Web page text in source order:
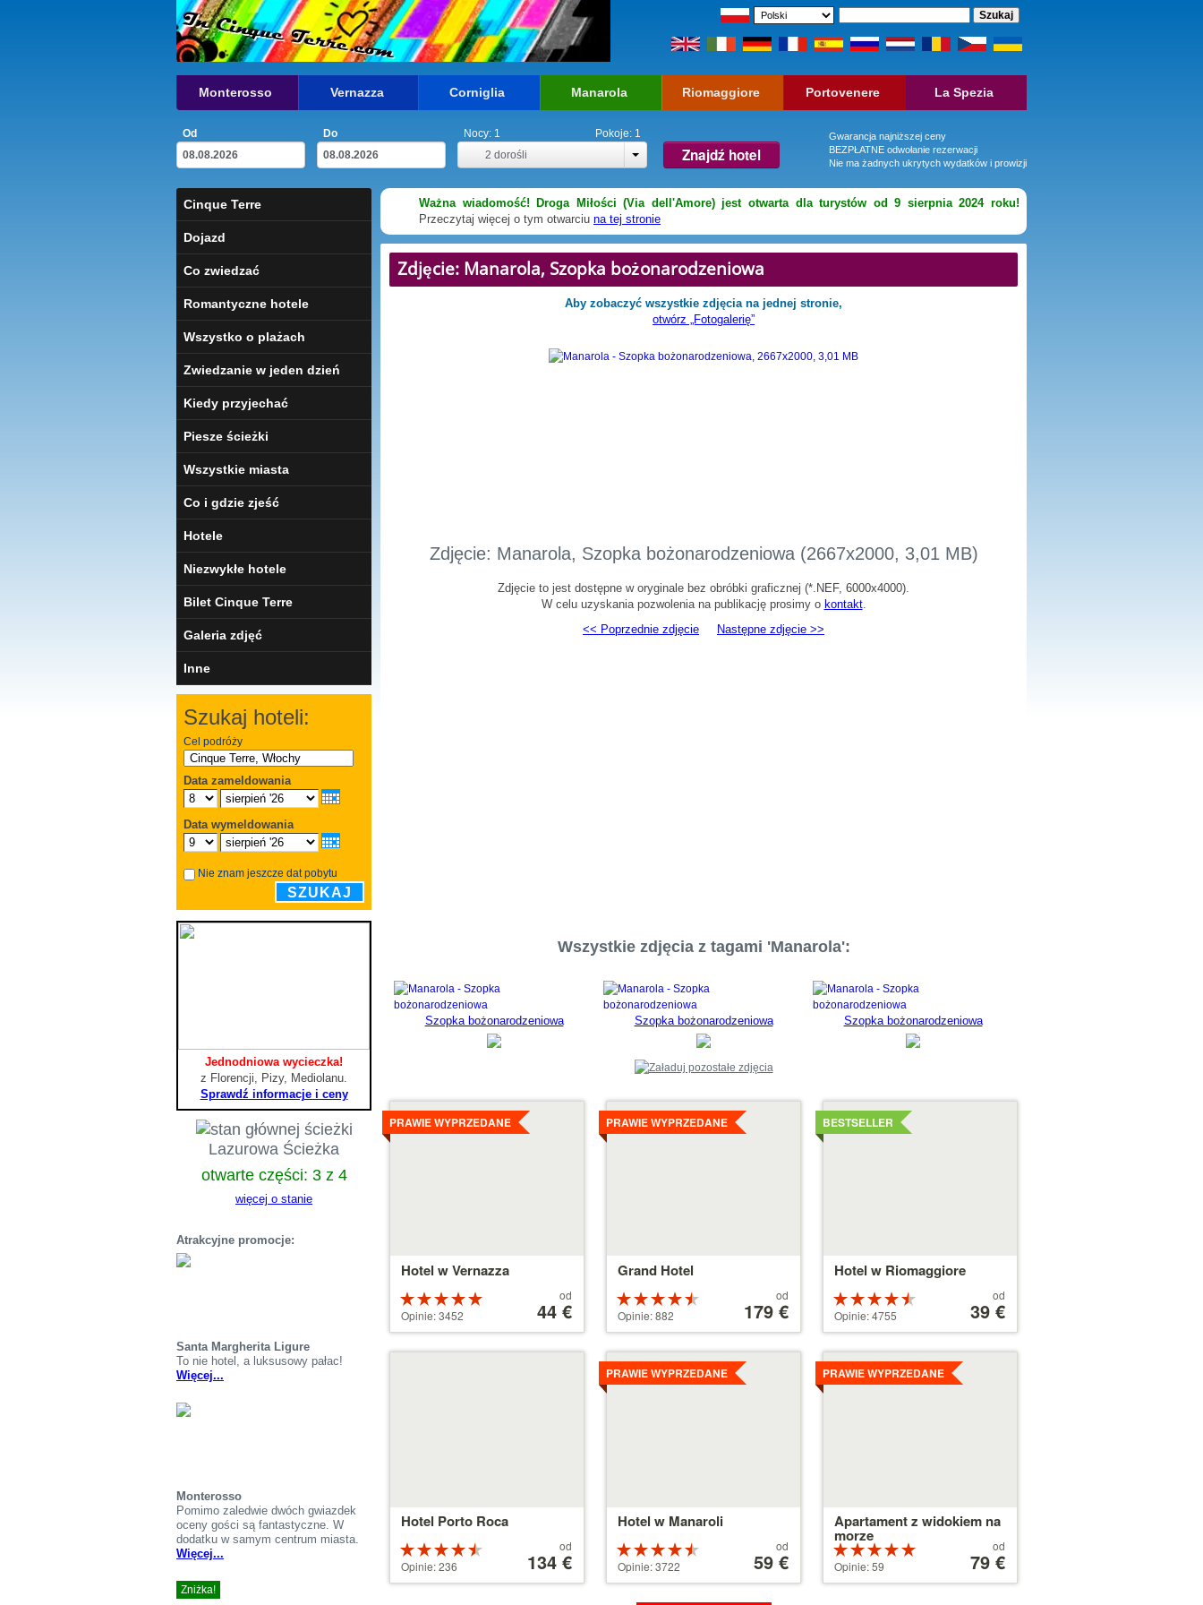
Monterosso Vernazza Corniglia Manarola Riomaggiore Portovenere La Spezia
Od
Do
2 dorośli
Nocy: 1 Pokoje: 1
Znajdź hotel
Gwarancja najniższej ceny
BEZPŁATNE odwołanie rezerwacji
Nie ma żadnych ukrytych wydatków i prowizji
Ważna wiadomość! Droga Miłości (Via dell'Amore) jest otwarta dla turystów od 9 sierpnia 2024 roku!
Przeczytaj więcej o tym otwarciu na tej stronie
Zdjęcie: Manarola, Szopka bożonarodzeniowa
Aby zobaczyć wszystkie zdjęcia na jednej stronie,
otwórz „Fotogalerię”
Zdjęcie: Manarola, Szopka bożonarodzeniowa (2667x2000, 3,01 MB)
Zdjęcie to jest dostępne w oryginale bez obróbki graficznej (*.NEF, 6000х4000).
W celu uzyskania pozwolenia na publikację prosimy o kontakt.
<< Poprzednie zdjęcie
Następne zdjęcie >>
Wszystkie zdjęcia z tagami 'Manarola':
Szopka bożonarodzeniowa Szopka bożonarodzeniowa Szopka bożonarodzeniowa
Hotel w Vernazza
PRAWIE WYPRZEDANE
5 na 5
gwiazdek
Opinie: 3452
od
44 €
Szczegóły
Grand Hotel
PRAWIE WYPRZEDANE
4.5 na 5
gwiazdek
Opinie: 882 179 €
od
179 €
Szczegóły
Hotel w Riomaggiore
BESTSELLER
4.5 na 5
gwiazdek
Opinie: 4755
od
39 €
Szczegóły
Hotel Porto Roca
4.5 na 5
gwiazdek
Opinie: 236 134 €
od
134 €
Szczegóły
Hotel w Manaroli
PRAWIE WYPRZEDANE
4.5 na 5
gwiazdek
Opinie: 3722
od
59 €
Szczegóły
Apartament z widokiem na
morze
PRAWIE WYPRZEDANE
5 na 5
gwiazdek
Opinie: 59
od
79 €
Szczegóły
Cinque Terre
Dojazd
Co zwiedzać
Romantyczne hotele
Wszystko o plażach
Zwiedzanie w jeden dzień
Kiedy przyjechać
Piesze ścieżki
Wszystkie miasta
Co i gdzie zjeść
Hotele
Niezwykłe hotele
Bilet Cinque Terre
Galeria zdjęć
Inne
Szukaj hoteli:
Cel podróży
Data zameldowania
Data wymeldowania
Nie znam jeszcze dat pobytu
SZUKAJ
Jednodniowa wycieczka!
z Florencji, Pizy, Mediolanu.
Sprawdź informacje i ceny
Lazurowa Ścieżka
otwarte części: 3 z 4
więcej o stanie
Atrakcyjne promocje:
Santa Margherita Ligure
To nie hotel, a luksusowy pałac!
Więcej...
Monterosso
Pomimo zaledwie dwóch gwiazdek
oceny gości są fantastyczne. W
dodatku w samym centrum miasta.
Więcej...
Zniżka!